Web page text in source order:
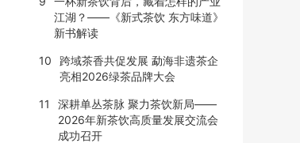
江湖？——《新式茶饮 东方味道》
新书解读
10
跨域茶香共促发展 勐海非遗茶企
亮相2026绿茶品牌大会
11
深耕单丛茶脉 聚力茶饮新局——
2026年新茶饮高质量发展交流会
成功召开